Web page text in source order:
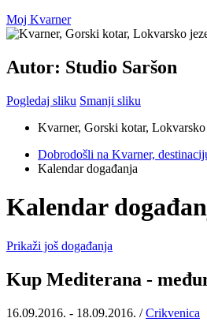
Moj Kvarner
Autor: Studio Saršon
Pogledaj sliku Smanji sliku
Kvarner, Gorski kotar, Lokvarsko
Dobrodošli na Kvarner,
Kalendar događanja
Kalendar
Prikaži još događanja
Kup Mediterana -
16.09.2016. - 18.09.2016. /Crikvenica